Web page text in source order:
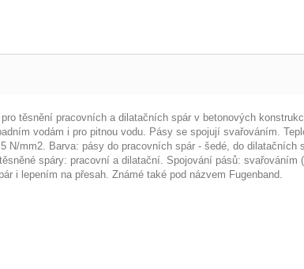
těsnění pracovních a dilatačních spár v betonových
vodám i pro pitnou vodu. Pásy se spojují svařováním.
N/mm2. Barva: pásy do pracovních spár - šedé, do dilatačních
spáry: pracovní a dilatační. Spojování pásů: svařováním
i lepením na přesah. Známé také pod názvem Fugenband.